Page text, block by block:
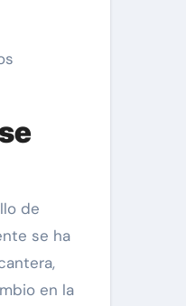
de
se ha
en la